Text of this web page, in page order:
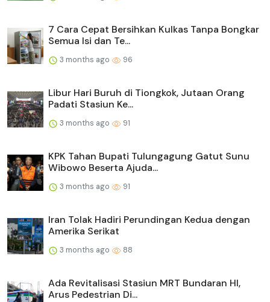
7 Cara Cepat Bersihkan Kulkas Tanpa Bongkar
Semua Isi dan Te...
3 months ago 96
Libur Hari Buruh di Tiongkok, Jutaan Orang
Padati Stasiun Ke...
3 months ago 91
KPK Tahan Bupati Tulungagung Gatut Sunu
Wibowo Beserta Ajuda...
3 months ago 91
Iran Tolak Hadiri Perundingan Kedua dengan
Amerika Serikat
3 months ago 88
Ada Revitalisasi Stasiun MRT Bundaran HI,
Arus Pedestrian Di...